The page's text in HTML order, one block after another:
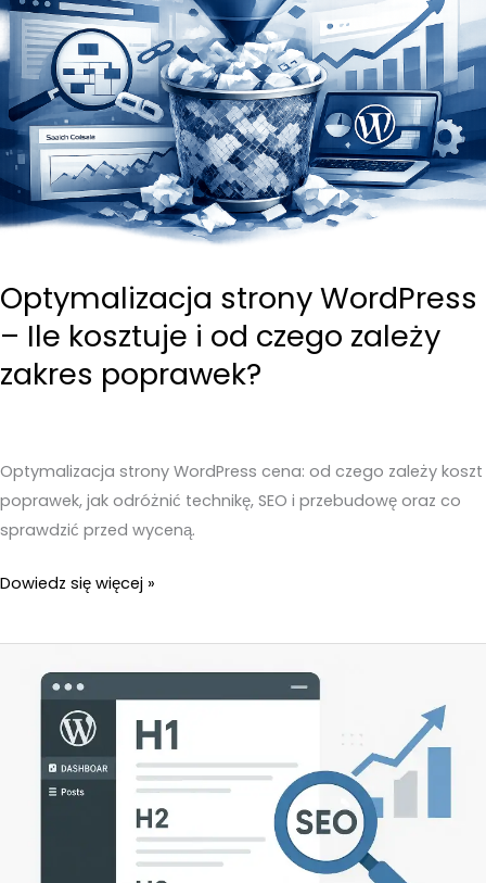
Optymalizacja strony WordPress
– Ile kosztuje i od czego zależy
zakres poprawek?
Optymalizacja strony WordPress cena: od czego zależy koszt
poprawek, jak odróżnić technikę, SEO i przebudowę oraz co
sprawdzić przed wyceną.
Optymalizacja
WordPress
kosztuje
Dowiedz się więcej »